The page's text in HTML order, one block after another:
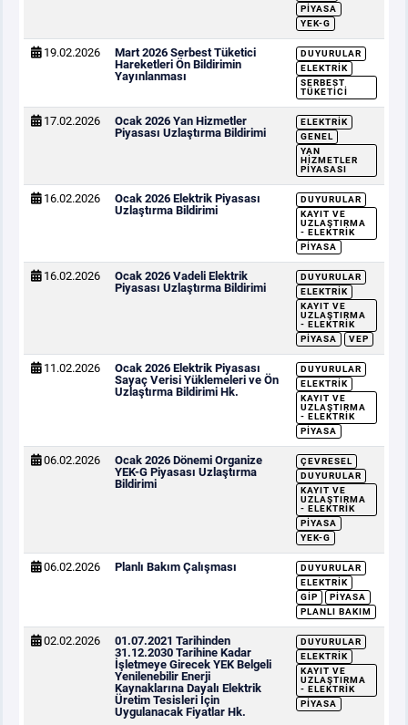
PIYASA
YEK-G
19.02.2026
Mart 2026 Serbest Tüketici
Hareketleri Ön Bildirimin
Yayınlanması
DUYURULAR
ELEKTRIK
SERBEST
TÜKETICI
17.02.2026
Ocak 2026 Yan Hizmetler
Piyasası Uzlaştırma Bildirimi
ELEKTRIK
GENEL
YAN
HIZMETLER
PIYASASI
16.02.2026
Ocak 2026 Elektrik Piyasası
Uzlaştırma Bildirimi
DUYURULAR
KAYIT VE
UZLAŞTIRMA
- ELEKTRIK
PIYASA
16.02.2026
Ocak 2026 Vadeli Elektrik
Piyasası Uzlaştırma Bildirimi
DUYURULAR
ELEKTRIK
KAYIT VE
UZLAŞTIRMA
- ELEKTRIK
PIYASA
VEP
11.02.2026
Ocak 2026 Elektrik Piyasası
Sayaç Verisi Yüklemeleri ve Ön
Uzlaştırma Bildirimi Hk.
DUYURULAR
ELEKTRIK
KAYIT VE
UZLAŞTIRMA
- ELEKTRIK
PIYASA
06.02.2026
Ocak 2026 Dönemi Organize
YEK-G Piyasası Uzlaştırma
Bildirimi
ÇEVRESEL
DUYURULAR
KAYIT VE
UZLAŞTIRMA
- ELEKTRIK
PIYASA
YEK-G
06.02.2026 Planlı Bakım Çalışması
DUYURULAR
ELEKTRIK
GİP
PIYASA
PLANLI BAKIM
02.02.2026
01.07.2021 Tarihinden
31.12.2030 Tarihine Kadar
İşletmeye Girecek YEK Belgeli
Yenilenebilir Enerji
Kaynaklarına Dayalı Elektrik
Üretim Tesisleri İçin
Uygulanacak Fiyatlar Hk.
DUYURULAR
ELEKTRIK
KAYIT VE
UZLAŞTIRMA
- ELEKTRIK
PIYASA